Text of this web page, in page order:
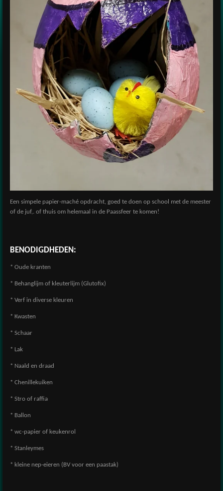
Een simpele papier-maché opdracht, goed te doen op school met de meester
of de juf,. of thuis om helemaal in de Paassfeer te komen!
BENODIGDHEDEN:
* Oude kranten
* Behanglijm of kleuterlijm (Glutofix)
* Verf in diverse kleuren
* Kwasten
* Schaar
* Lak
* Naald en draad
* Chenillekuiken
* Stro of raffia
* Ballon
* wc-papier of keukenrol
* Stanleymes
* kleine nep-eieren (BV voor een paastak)